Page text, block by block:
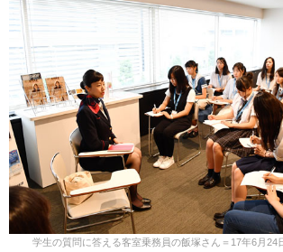
学生の質問に答える客室乗務員の飯塚さん＝17年6月24